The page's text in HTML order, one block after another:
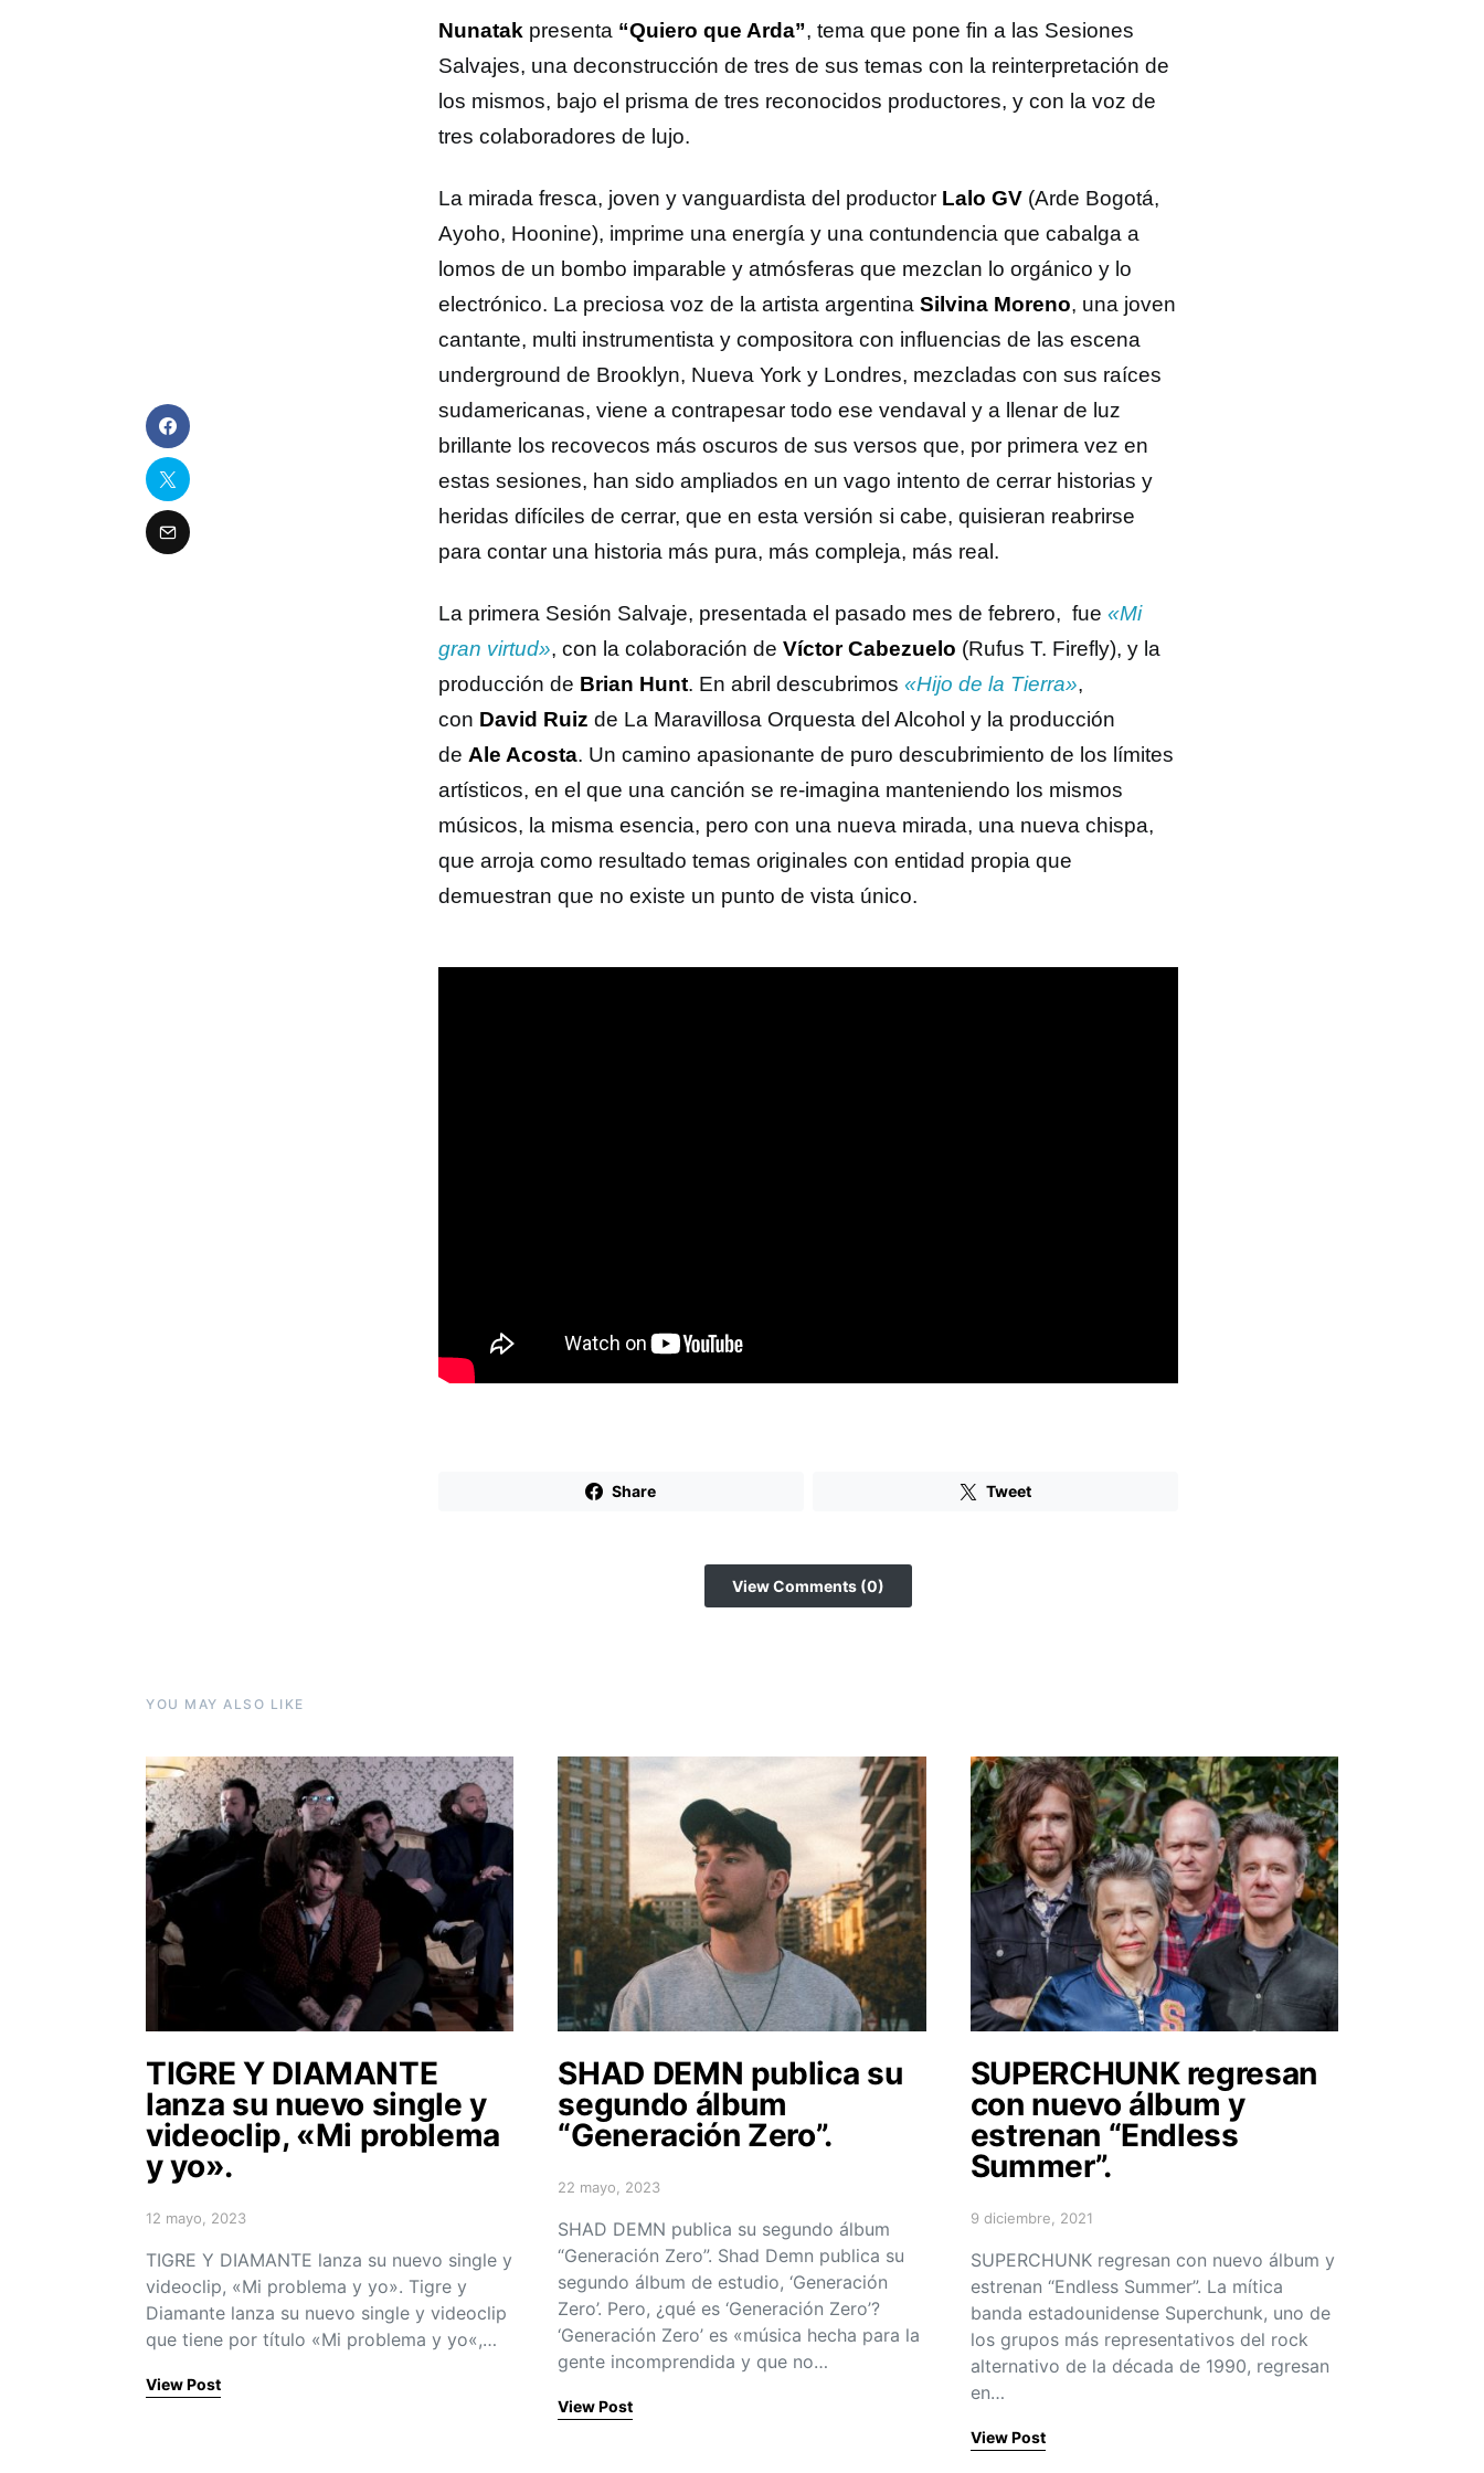
Nunatak presenta “Quiero que Arda”, tema que pone fin a las Sesiones
Salvajes, una deconstrucción de tres de sus temas con la reinterpretación de
los mismos, bajo el prisma de tres reconocidos productores, y con la voz de
tres colaboradores de lujo.
La mirada fresca, joven y vanguardista del productor Lalo GV (Arde Bogotá,
Ayoho, Hoonine), imprime una energía y una contundencia que cabalga a
lomos de un bombo imparable y atmósferas que mezclan lo orgánico y lo
electrónico. La preciosa voz de la artista argentina Silvina Moreno, una joven
cantante, multi instrumentista y compositora con influencias de las escena
underground de Brooklyn, Nueva York y Londres, mezcladas con sus raíces
sudamericanas, viene a contrapesar todo ese vendaval y a llenar de luz
brillante los recovecos más oscuros de sus versos que, por primera vez en
estas sesiones, han sido ampliados en un vago intento de cerrar historias y
heridas difíciles de cerrar, que en esta versión si cabe, quisieran reabrirse
para contar una historia más pura, más compleja, más real.
La primera Sesión Salvaje, presentada el pasado mes de febrero, fue «Mi
gran virtud», con la colaboración de Víctor Cabezuelo (Rufus T. Firefly), y la
producción de Brian Hunt. En abril descubrimos «Hijo de la Tierra»,
con David Ruiz de La Maravillosa Orquesta del Alcohol y la producción
de Ale Acosta. Un camino apasionante de puro descubrimiento de los límites
artísticos, en el que una canción se re-imagina manteniendo los mismos
músicos, la misma esencia, pero con una nueva mirada, una nueva chispa,
que arroja como resultado temas originales con entidad propia que
demuestran que no existe un punto de vista único.
Share Tweet
View Comments (0)
YOU MAY ALSO LIKE
TIGRE Y DIAMANTE
lanza su nuevo single y
videoclip, «Mi problema
y yo».
Posted on
12 mayo, 2023
TIGRE Y DIAMANTE lanza su nuevo single y
videoclip, «Mi problema y yo». Tigre y
Diamante lanza su nuevo single y videoclip
que tiene por título «Mi problema y yo«,…
View Post
SHAD DEMN publica su
segundo álbum
“Generación Zero”.
Posted on
22 mayo, 2023
SHAD DEMN publica su segundo álbum
“Generación Zero”. Shad Demn publica su
segundo álbum de estudio, ‘Generación
Zero’. Pero, ¿qué es ‘Generación Zero’?
‘Generación Zero’ es «música hecha para la
gente incomprendida y que no…
View Post
SUPERCHUNK regresan
con nuevo álbum y
estrenan “Endless
Summer”.
Posted on
9 diciembre, 2021
SUPERCHUNK regresan con nuevo álbum y
estrenan “Endless Summer”. La mítica
banda estadounidense Superchunk, uno de
los grupos más representativos del rock
alternativo de la década de 1990, regresan
en…
View Post